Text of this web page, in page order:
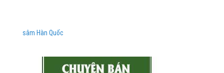
sâm Hàn Quốc